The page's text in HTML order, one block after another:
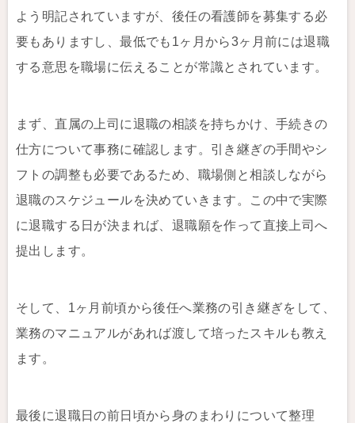
よう明記されていますが、後任の看護師を募集する必
要もありますし、最低でも1ヶ月から3ヶ月前には退職
する意思を職場に伝えることが常識とされています。
まず、直属の上司に退職の相談を持ちかけ、手続きの
仕方について事務に確認します。引き継ぎの手間やシ
フトの調整も必要であるため、職場側と相談しながら
退職のスケジュールを決めていきます。この中で実際
に退職する日が決まれば、退職願を作って直接上司へ
提出します。
そして、1ヶ月前頃から後任へ業務の引き継ぎをして、
業務のマニュアルがあれば渡して培ったスキルも教え
ます。
最後に退職日の前日頃から身のまわりについて整理